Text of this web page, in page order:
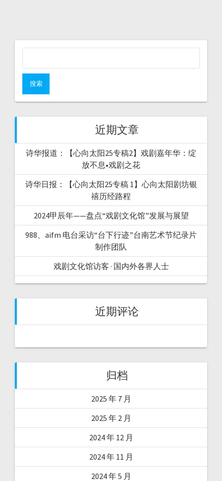
近期文章
诗华报道：【心向太阳25专稿2】戏剧嘉年华：绽
放不息•戏剧之花
诗华日报：【心向太阳25专稿 1】心向太阳剧坊银
禧历经路程
2024甲辰年——盘点“戏剧文化馆”发展与展望
988、aifm 电台采访“台下行迹”台南艺术节纪录片
制作团队
戏剧文化馆访客 · 国内外各界人士
近期评论
归档
2025 年 7 月
2025 年 2 月
2024 年 12 月
2024 年 11 月
2024 年 5 月